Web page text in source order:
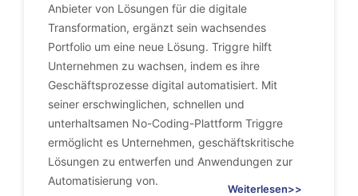
Anbieter von Lösungen für die digitale
Transformation, ergänzt sein wachsendes
Portfolio um eine neue Lösung. Triggre hilft
Unternehmen zu wachsen, indem es ihre
Geschäftsprozesse digital automatisiert. Mit
seiner erschwinglichen, schnellen und
unterhaltsamen No-Coding-Plattform Triggre
ermöglicht es Unternehmen, geschäftskritische
Lösungen zu entwerfen und Anwendungen zur
Automatisierung von.
Weiterlesen>>